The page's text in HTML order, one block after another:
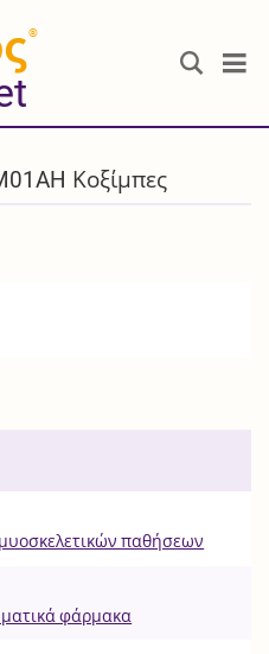
®
Κοξίμπες
παθήσεων
φάρμακα